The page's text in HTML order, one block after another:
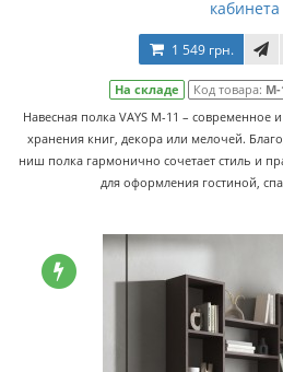
кабинета
1 549 грн.
На складе Код товара:
Навесная полка VAYS M-11 –
хранения книг, декора или мелочей.
ниш полка гармонично сочетает стиль и
для оформления гостиной,